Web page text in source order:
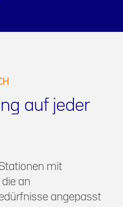
auf jeder
mit
an
angepasst